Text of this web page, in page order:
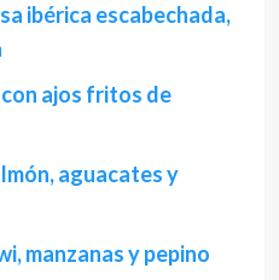
ibérica escabechada,
ajos fritos de
aguacates y
manzanas y pepino